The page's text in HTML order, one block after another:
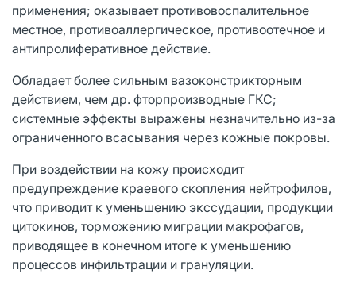
применения; оказывает противовоспалительное
местное, противоаллергическое, противоотечное и
антипролиферативное действие.
Обладает более сильным вазоконстрикторным
действием, чем др. фторпроизводные ГКС;
системные эффекты выражены незначительно из-за
ограниченного всасывания через кожные покровы.
При воздействии на кожу происходит
предупреждение краевого скопления нейтрофилов,
что приводит к уменьшению экссудации, продукции
цитокинов, торможению миграции макрофагов,
приводящее в конечном итоге к уменьшению
процессов инфильтрации и грануляции.